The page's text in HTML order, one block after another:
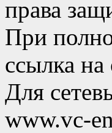
права
При
ссылка на
Для
www.vc-